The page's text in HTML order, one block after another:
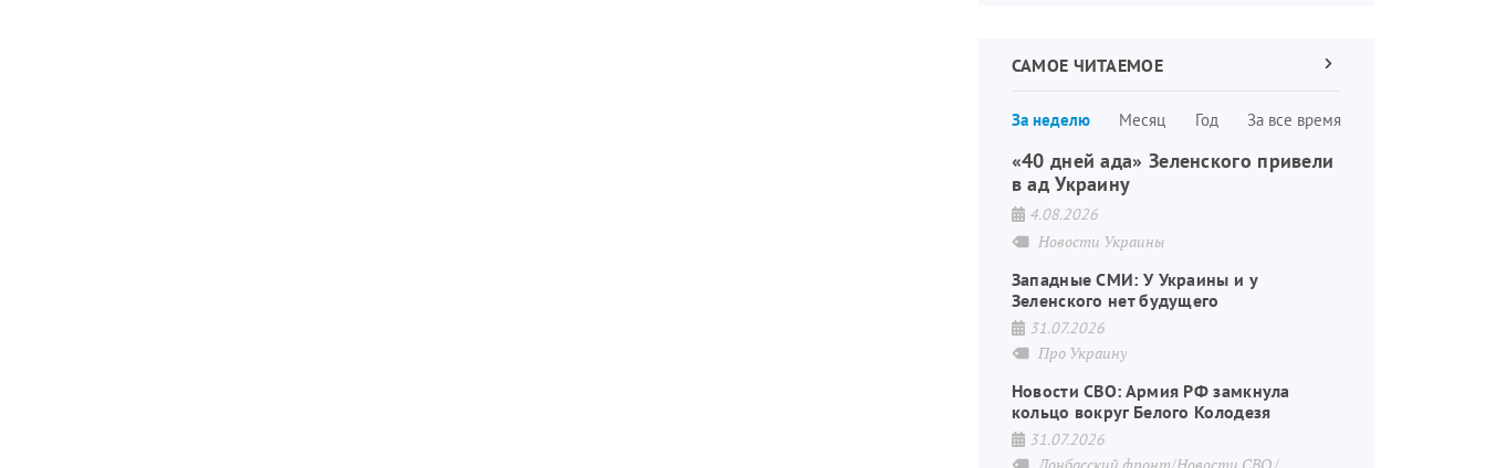
САМОЕ ЧИТАЕМОЕ
За неделю Месяц Год За все времястраниц
Следующая
«40 дней ада» Зеленского привели
в ад Украину
4.08.2026
Новости Украины
Западные СМИ: У Украины и у
Зеленского нет будущего
31.07.2026
Про Украину
Новости СВО: Армия РФ замкнула
кольцо вокруг Белого Колодезя
31.07.2026